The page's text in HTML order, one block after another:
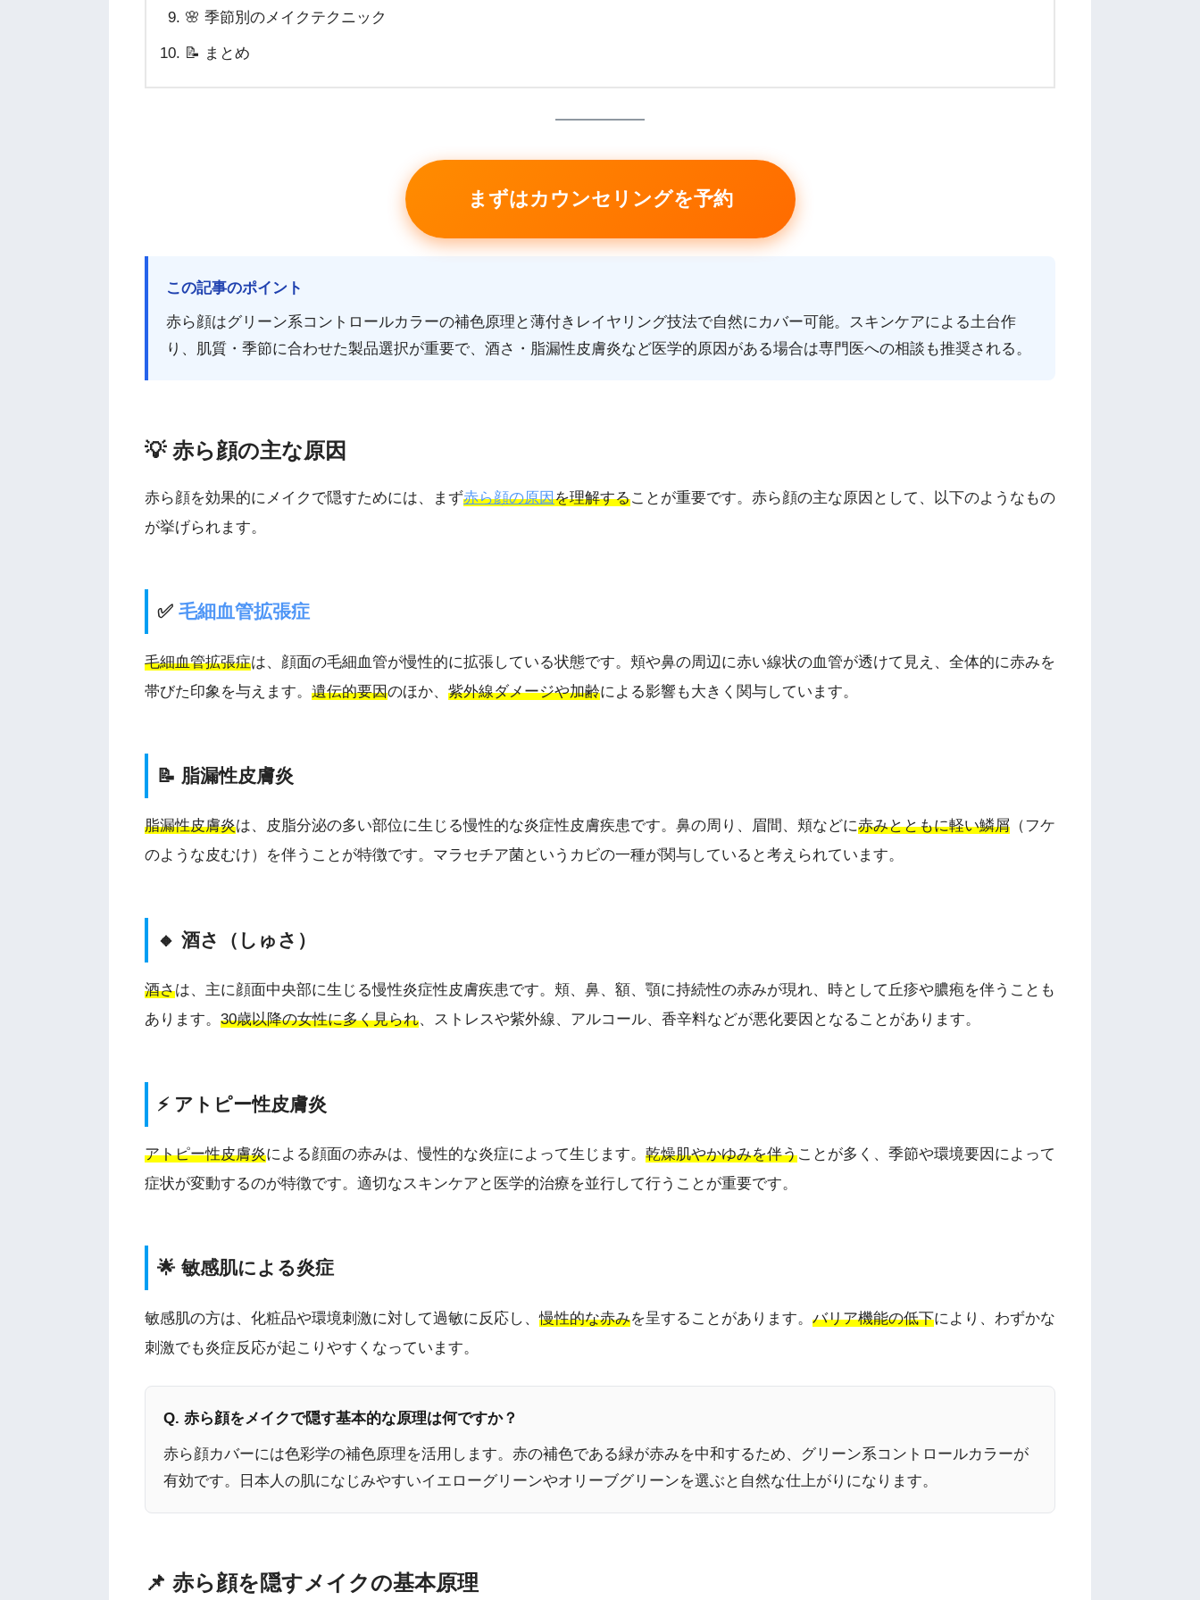
🌸 季節別のメイクテクニック
📝 まとめ
まずはカウンセリングを予約
この記事のポイント
赤ら顔はグリーン系コントロールカラーの補色原理と薄付きレイヤリング技法で自然にカバー可能。スキンケアによる土台作
り、肌質・季節に合わせた製品選択が重要で、酒さ・脂漏性皮膚炎など医学的原因がある場合は専門医への相談も推奨される。
💡 赤ら顔の主な原因
赤ら顔を効果的にメイクで隠すためには、まず赤ら顔の原因を理解することが重要です。赤ら顔の主な原因として、以下のようなもの
が挙げられます。
✅ 毛細血管拡張症
毛細血管拡張症は、顔面の毛細血管が慢性的に拡張している状態です。頬や鼻の周辺に赤い線状の血管が透けて見え、全体的に赤みを
帯びた印象を与えます。 遺伝的要因のほか、 紫外線ダメージや加齢による影響も大きく関与しています。
📝 脂漏性皮膚炎
脂漏性皮膚炎は、皮脂分泌の多い部位に生じる慢性的な炎症性皮膚疾患です。鼻の周り、眉間、頬などに赤みとともに軽い鱗屑 （フケ
のような皮むけ）を伴うことが特徴です。マラセチア菌というカビの一種が関与していると考えられています。
🔸 酒さ（しゅさ）
酒さは、主に顔面中央部に生じる慢性炎症性皮膚疾患です。頬、鼻、額、顎に持続性の赤みが現れ、時として丘疹や膿疱を伴うことも
あります。 30歳以降の女性に多く見られ、ストレスや紫外線、アルコール、香辛料などが悪化要因となることがあります。
⚡ アトピー性皮膚炎
アトピー性皮膚炎による顔面の赤みは、慢性的な炎症によって生じます。 乾燥肌やかゆみを伴うことが多く、季節や環境要因によって
症状が変動するのが特徴です。適切なスキンケアと医学的治療を並行して行うことが重要です。
🌟 敏感肌による炎症
敏感肌の方は、化粧品や環境刺激に対して過敏に反応し、慢性的な赤みを呈することがあります。 バリア機能の低下により、わずかな
刺激でも炎症反応が起こりやすくなっています。
Q. 赤ら顔をメイクで隠す基本的な原理は何ですか？
赤ら顔カバーには色彩学の補色原理を活用します。赤の補色である緑が赤みを中和するため、グリーン系コントロールカラーが
有効です。日本人の肌になじみやすいイエローグリーンやオリーブグリーンを選ぶと自然な仕上がりになります。
📌 赤ら顔を隠すメイクの基本原理